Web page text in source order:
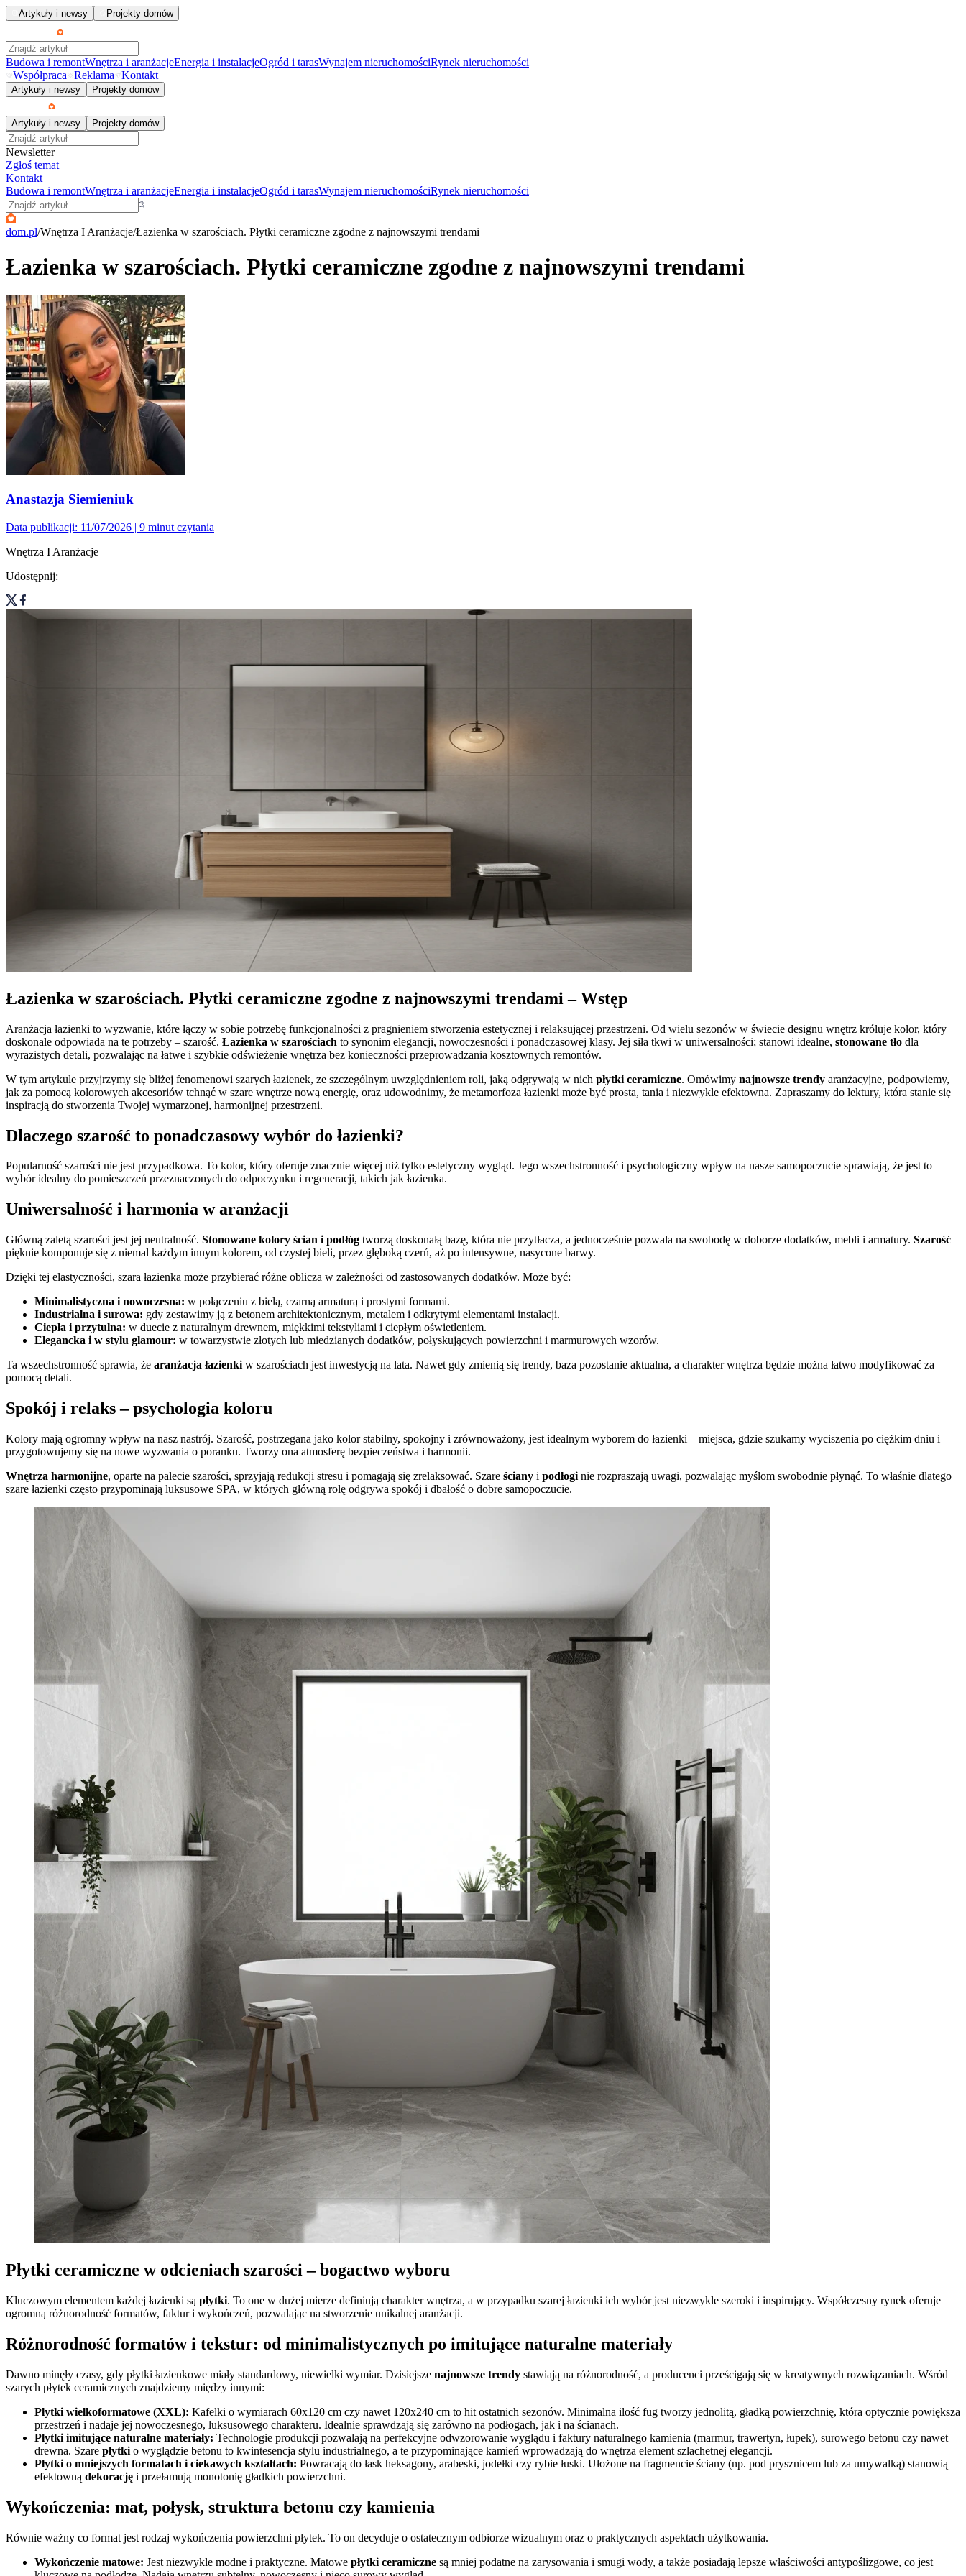
Artykuły i newsy Projekty domów
Budowa i remontWnętrza i aranżacjeEnergia i instalacjeOgród i tarasWynajem nieruchomościRynek nieruchomości
Współpraca
Reklama Kontakt
Artykuły i newsy Projekty domów
Artykuły i newsy Projekty domów
Newsletter
Zgłoś temat
Kontakt
Budowa i remontWnętrza i aranżacjeEnergia i instalacjeOgród i tarasWynajem nieruchomościRynek nieruchomości
dom.pl/Wnętrza I Aranżacje/Łazienka w szarościach. Płytki ceramiczne zgodne z najnowszymi trendami
Łazienka w szarościach. Płytki ceramiczne zgodne z najnowszymi trendami
Anastazja Siemieniuk
Data publikacji: 11/07/2026 | 9 minut czytania
Wnętrza I Aranżacje
Udostępnij:
Łazienka w szarościach. Płytki ceramiczne zgodne z najnowszymi trendami – Wstęp
Aranżacja łazienki to wyzwanie, które łączy w sobie potrzebę funkcjonalności z pragnieniem stworzenia estetycznej i relaksującej przestrzeni. Od wielu sezonów w świecie designu wnętrz króluje kolor, który
doskonale odpowiada na te potrzeby – szarość. Łazienka w szarościach to synonim elegancji, nowoczesności i ponadczasowej klasy. Jej siła tkwi w uniwersalności; stanowi idealne, stonowane tło dla
wyrazistych detali, pozwalając na łatwe i szybkie odświeżenie wnętrza bez konieczności przeprowadzania kosztownych remontów.
W tym artykule przyjrzymy się bliżej fenomenowi szarych łazienek, ze szczególnym uwzględnieniem roli, jaką odgrywają w nich płytki ceramiczne. Omówimy najnowsze trendy aranżacyjne, podpowiemy,
jak za pomocą kolorowych akcesoriów tchnąć w szare wnętrze nową energię, oraz udowodnimy, że metamorfoza łazienki może być prosta, tania i niezwykle efektowna. Zapraszamy do lektury, która stanie się
inspiracją do stworzenia Twojej wymarzonej, harmonijnej przestrzeni.
Dlaczego szarość to ponadczasowy wybór do łazienki?
Popularność szarości nie jest przypadkowa. To kolor, który oferuje znacznie więcej niż tylko estetyczny wygląd. Jego wszechstronność i psychologiczny wpływ na nasze samopoczucie sprawiają, że jest to
wybór idealny do pomieszczeń przeznaczonych do odpoczynku i regeneracji, takich jak łazienka.
Uniwersalność i harmonia w aranżacji
Główną zaletą szarości jest jej neutralność. Stonowane kolory ścian i podłóg tworzą doskonałą bazę, która nie przytłacza, a jednocześnie pozwala na swobodę w doborze dodatków, mebli i armatury. Szarość
pięknie komponuje się z niemal każdym innym kolorem, od czystej bieli, przez głęboką czerń, aż po intensywne, nasycone barwy.
Dzięki tej elastyczności, szara łazienka może przybierać różne oblicza w zależności od zastosowanych dodatków. Może być:
Minimalistyczna i nowoczesna: w połączeniu z bielą, czarną armaturą i prostymi formami.
Industrialna i surowa: gdy zestawimy ją z betonem architektonicznym, metalem i odkrytymi elementami instalacji.
Ciepła i przytulna: w duecie z naturalnym drewnem, miękkimi tekstyliami i ciepłym oświetleniem.
Elegancka i w stylu glamour: w towarzystwie złotych lub miedzianych dodatków, połyskujących powierzchni i marmurowych wzorów.
Ta wszechstronność sprawia, że aranżacja łazienki w szarościach jest inwestycją na lata. Nawet gdy zmienią się trendy, baza pozostanie aktualna, a charakter wnętrza będzie można łatwo modyfikować za
pomocą detali.
Spokój i relaks – psychologia koloru
Kolory mają ogromny wpływ na nasz nastrój. Szarość, postrzegana jako kolor stabilny, spokojny i zrównoważony, jest idealnym wyborem do łazienki – miejsca, gdzie szukamy wyciszenia po ciężkim dniu i
przygotowujemy się na nowe wyzwania o poranku. Tworzy ona atmosferę bezpieczeństwa i harmonii.
Wnętrza harmonijne, oparte na palecie szarości, sprzyjają redukcji stresu i pomagają się zrelaksować. Szare ściany i podłogi nie rozpraszają uwagi, pozwalając myślom swobodnie płynąć. To właśnie dlatego
szare łazienki często przypominają luksusowe SPA, w których główną rolę odgrywa spokój i dbałość o dobre samopoczucie.
Płytki ceramiczne w odcieniach szarości – bogactwo wyboru
Kluczowym elementem każdej łazienki są płytki. To one w dużej mierze definiują charakter wnętrza, a w przypadku szarej łazienki ich wybór jest niezwykle szeroki i inspirujący. Współczesny rynek oferuje
ogromną różnorodność formatów, faktur i wykończeń, pozwalając na stworzenie unikalnej aranżacji.
Różnorodność formatów i tekstur: od minimalistycznych po imitujące naturalne materiały
Dawno minęły czasy, gdy płytki łazienkowe miały standardowy, niewielki wymiar. Dzisiejsze najnowsze trendy stawiają na różnorodność, a producenci prześcigają się w kreatywnych rozwiązaniach. Wśród
szarych płytek ceramicznych znajdziemy między innymi:
Płytki wielkoformatowe (XXL): Kafelki o wymiarach 60x120 cm czy nawet 120x240 cm to hit ostatnich sezonów. Minimalna ilość fug tworzy jednolitą, gładką powierzchnię, która optycznie powiększa
przestrzeń i nadaje jej nowoczesnego, luksusowego charakteru. Idealnie sprawdzają się zarówno na podłogach, jak i na ścianach.
Płytki imitujące naturalne materiały: Technologie produkcji pozwalają na perfekcyjne odwzorowanie wyglądu i faktury naturalnego kamienia (marmur, trawertyn, łupek), surowego betonu czy nawet
drewna. Szare płytki o wyglądzie betonu to kwintesencja stylu industrialnego, a te przypominające kamień wprowadzają do wnętrza element szlachetnej elegancji.
Płytki o mniejszych formatach i ciekawych kształtach: Powracają do łask heksagony, arabeski, jodełki czy rybie łuski. Ułożone na fragmencie ściany (np. pod prysznicem lub za umywalką) stanowią
efektowną dekorację i przełamują monotonię gładkich powierzchni.
Wykończenia: mat, połysk, struktura betonu czy kamienia
Równie ważny co format jest rodzaj wykończenia powierzchni płytek. To on decyduje o ostatecznym odbiorze wizualnym oraz o praktycznych aspektach użytkowania.
Wykończenie matowe: Jest niezwykle modne i praktyczne. Matowe płytki ceramiczne są mniej podatne na zarysowania i smugi wody, a także posiadają lepsze właściwości antypoślizgowe, co jest